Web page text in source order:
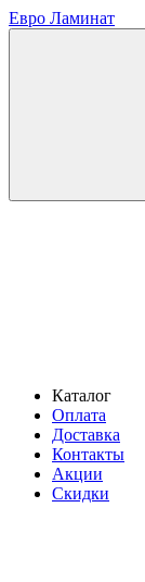
Евро Ламинат
Каталог
Оплата
Доставка
Контакты
Акции
Скидки